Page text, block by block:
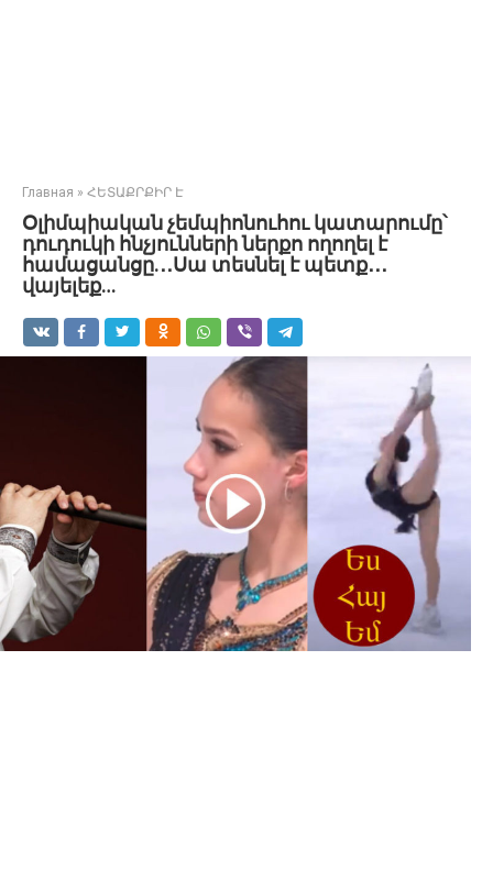
Главная » ՀԵՏԱՔՐՔԻՐ Է
Օլիմպիական չեմպիոնուհու կատարումը՝
դուդուկի հնչյունների ներքո ողողել է
համացանցը.․․Սա տեսնել է պետք․․․
վայելեք…